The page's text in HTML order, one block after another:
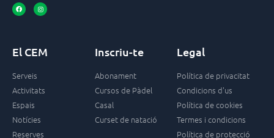
El CEM
Serveis
Activitats
Espais
Notícies
Reserves
Inscriu-te
Abonament
Cursos de Pàdel
Casal
Curset de natació
Legal
Política de privacitat
Condicions d'us
Política de cookies
Termes i condicions
Política de protecció